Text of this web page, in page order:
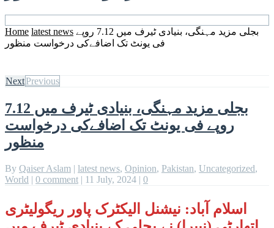
Home latest news بجلی مزید مہنگی، بنیادی ٹیرف میں 7.12 روپے
فی یونٹ تک اضافےکی درخواست منظور
NextPrevious
بجلی مزید مہنگی، بنیادی ٹیرف میں 7.12
روپے فی یونٹ تک اضافےکی درخواست
منظور
By Qaiser Aslam | latest news, Opinion, Pakistan, Uncategorized,
World | 0 comment | 11 July, 2024 | 0
اسلام آباد: نیشنل الیکٹرک پاور ریگولیٹری